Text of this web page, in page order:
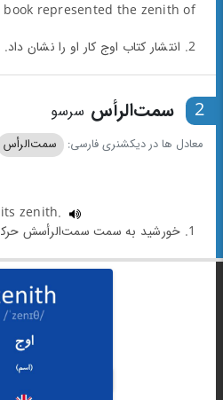
represented the zenith of
2. انتشار کتاب اوج کار او را نشان داد.
2 سمت‌الرأس سرسو
معادل ها در دیکشنری فارسی: سمت‌الرأس
zenith.
1. خورشید به سمت سمت‌الرأسش حرکت کرد.